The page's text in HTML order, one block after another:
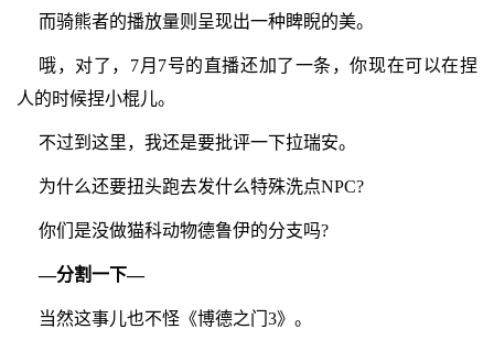
而骑熊者的播放量则呈现出一种睥睨的美。
哦，对了，7月7号的直播还加了一条，你现在可以在捏
人的时候捏小棍儿。
不过到这里，我还是要批评一下拉瑞安。
为什么还要扭头跑去发什么特殊洗点NPC?
你们是没做猫科动物德鲁伊的分支吗?
—分割一下—
当然这事儿也不怪《博德之门3》。